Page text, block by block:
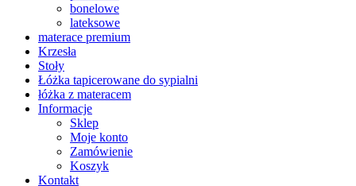
bonelowe
lateksowe
materace premium
Krzesła
Stoły
Łóżka tapicerowane do sypialni
łóżka z materacem
Informacje
Sklep
Moje konto
Zamówienie
Koszyk
Kontakt